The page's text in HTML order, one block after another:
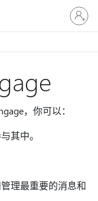
请
登
录
，你可以：
其中。
理最重要的消息和